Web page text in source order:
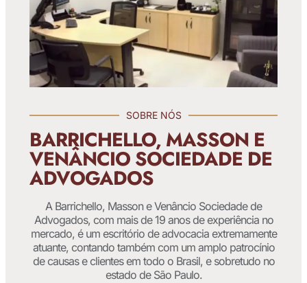
SOBRE NÓS
BARRICHELLO, MASSON E
VENÂNCIO SOCIEDADE DE
ADVOGADOS
A Barrichello, Masson e Venâncio Sociedade de
Advogados, com mais de 19 anos de experiência no
mercado, é um escritório de advocacia extremamente
atuante, contando também com um amplo patrocínio
de causas e clientes em todo o Brasil, e sobretudo no
estado de São Paulo.